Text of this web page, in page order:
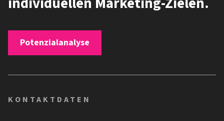
Potenzialanalyse
KONTAKTDATEN